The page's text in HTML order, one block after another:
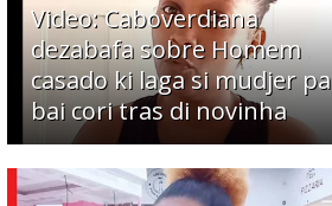
Video: Caboverdiana
dezabafa sobre Homem
casado ki laga si mudjer pa
bai cori tras di novinha